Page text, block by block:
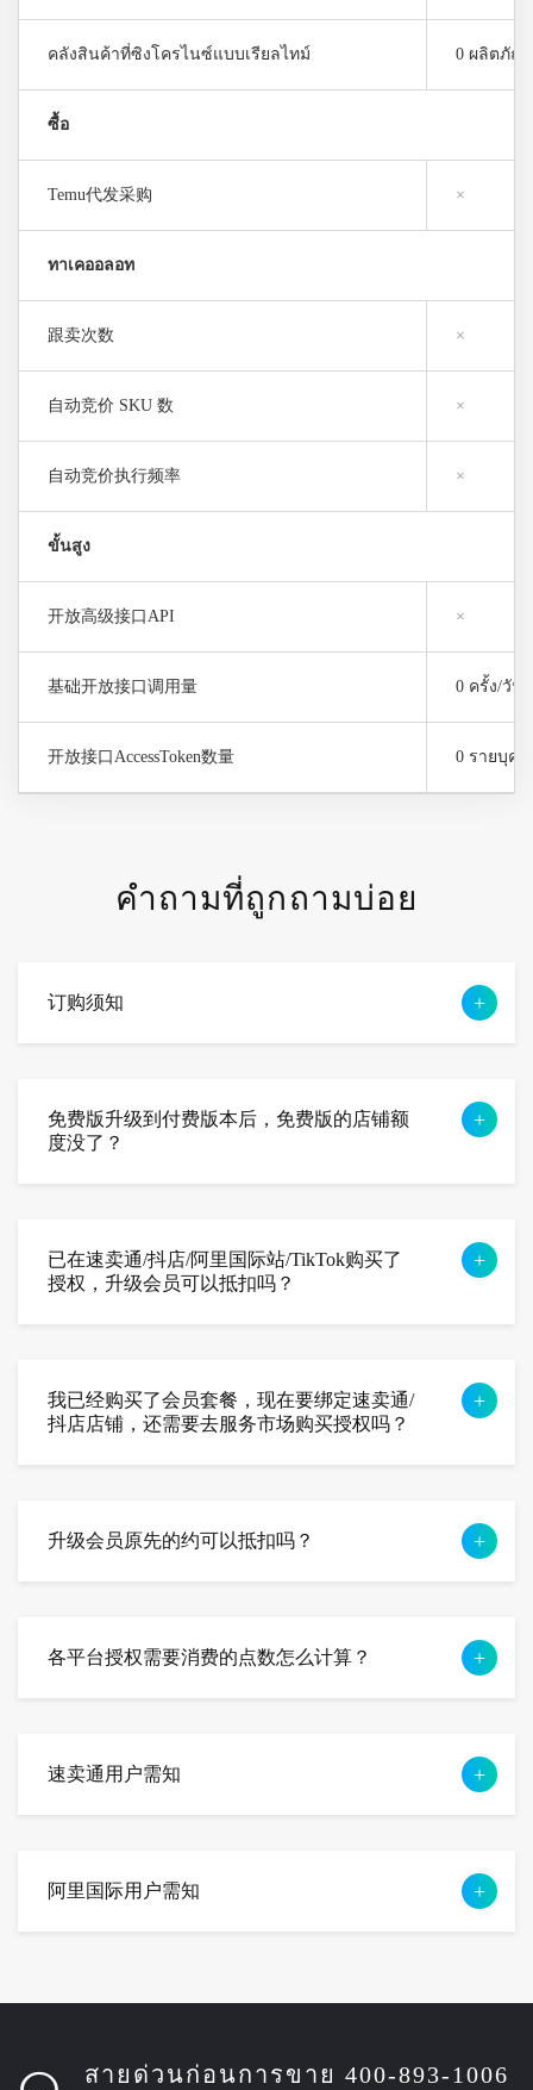
คลังสินค้าที่ซิงโครไนซ์แบบเรียลไทม์ 0 ผลิตภัณ
ซื้อ
Temu代发采购 ×
ทาเคออลอท
跟卖次数 ×
自动竞价 SKU 数 ×
自动竞价执行频率 ×
ขั้นสูง
开放高级接口API ×
基础开放接口调用量 0 ครั้ง/วัน
开放接口AccessToken数量 0 รายบุคค
คำถามที่ถูกถามบ่อย
订购须知
免费版升级到付费版本后，免费版的店铺额
度没了？
已在速卖通/抖店/阿里国际站/TikTok购买了
授权，升级会员可以抵扣吗？
我已经购买了会员套餐，现在要绑定速卖通/
抖店店铺，还需要去服务市场购买授权吗？
升级会员原先的约可以抵扣吗？
各平台授权需要消费的点数怎么计算？
速卖通用户需知
阿里国际用户需知
สายด่วนก่อนการขาย 400-893-1006